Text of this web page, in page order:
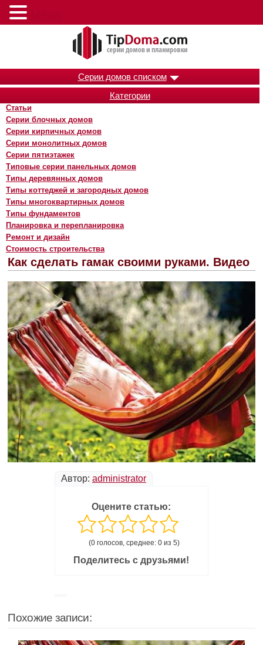
Серии домов списком
Категории
Статьи
Серии блочных домов
Серии кирпичных домов
Серии монолитных домов
Серии пятиэтажек
Типовые серии панельных домов
Типы деревянных домов
Типы коттеджей и загородных домов
Типы многоквартирных домов
Типы фундаментов
Планировка и перепланировка
Ремонт и дизайн
Стоимость строительства
Как сделать гамак своими руками. Видео
Автор: administrator
Оцените статью:
(0 голосов, среднее: 0 из 5)
Поделитесь с друзьями!
Похожие записи: